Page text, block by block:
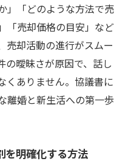
」「どのような方法で売
「売却価格の目安」など
売却活動の進行がスムー
の曖昧さが原因で、話し
くありません。協議書に
離婚と新生活への第一歩
を明確化する方法